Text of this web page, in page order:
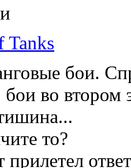
Tanks
бои.
во втором
то?
прилетел